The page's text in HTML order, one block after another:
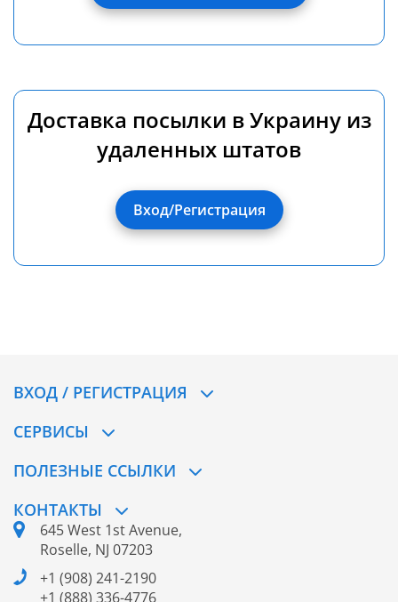
Доставка посылки в Украину из
удаленных штатов
Вход/Регистрация
ВХОД / РЕГИСТРАЦИЯ
СЕРВИСЫ
ПОЛЕЗНЫЕ ССЫЛКИ
КОНТАКТЫ
645 West 1st Avenue,
Roselle, NJ 07203
+1 (908) 241-2190
+1 (888) 336-4776